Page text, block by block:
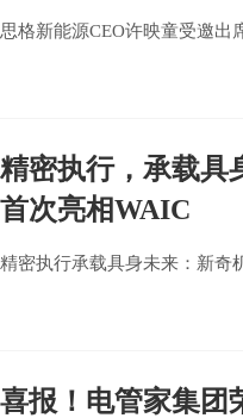
思格新能源CEO许映童受邀出
精密执行，承载具
首次亮相WAIC
精密执行承载具身未来：新奇
喜报！电管家集团